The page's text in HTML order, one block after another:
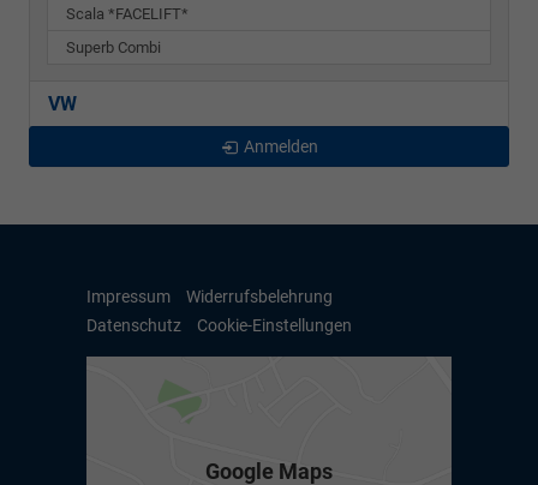
Scala *FACELIFT*
Superb Combi
VW
Anmelden
Impressum
Widerrufsbelehrung
Datenschutz
Cookie-Einstellungen
Google Maps